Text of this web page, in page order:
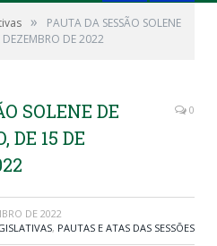
»
PAUTA DA SESSÃO SOLENE
DEZEMBRO DE 2022
SOLENE DE
DE 15 DE
0
DE 2022
, PAUTAS E ATAS DAS SESSÕES